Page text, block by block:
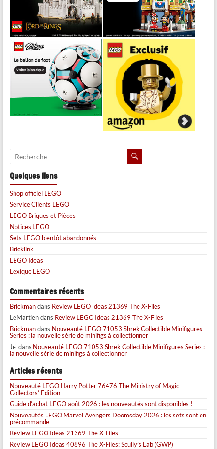
Quelques liens
Shop officiel LEGO
Service Clients LEGO
LEGO Briques et Pièces
Notices LEGO
Sets LEGO bientôt abandonnés
Bricklink
LEGO Ideas
Lexique LEGO
Commentaires récents
Brickmandans Review LEGO Ideas 21369 The X-Files
LeMartiendans Review LEGO Ideas 21369 The X-Files
Brickmandans Nouveauté LEGO 71053 Shrek Collectible Minifigures
Series : la nouvelle série de minifigs à collectionner
Je' dans Nouveauté LEGO 71053 Shrek Collectible Minifigures Series :
la nouvelle série de minifigs à collectionner
Articles récents
Nouveauté LEGO Harry Potter 76476 The Ministry of Magic
Collectors’ Edition
Guide d’achat LEGO août 2026 : les nouveautés sont disponibles !
Nouveautés LEGO Marvel Avengers Doomsday 2026 : les sets sont en
précommande
Review LEGO Ideas 21369 The X-Files
Review LEGO Ideas 40896 The X-Files: Scully’s Lab (GWP)